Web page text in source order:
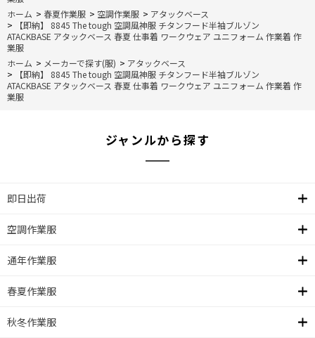
ホーム > 春夏作業服 > 空調作業服 > アタックベース
>
【即納】 8845 The tough 空調風神服 チタンフード半袖ブルゾン
ATACKBASE アタックベース 春夏 仕事着 ワークウェア ユニフォーム 作業着 作
業服
ホーム > メーカーで探す(服) > アタックベース
>
【即納】 8845 The tough 空調風神服 チタンフード半袖ブルゾン
ATACKBASE アタックベース 春夏 仕事着 ワークウェア ユニフォーム 作業着 作
業服
ジャンルから探す
即日出荷
空調作業服
通年作業服
春夏作業服
秋冬作業服